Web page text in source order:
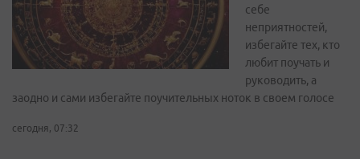
себе
неприятностей,
избегайте тех, кто
любит поучать и
руководить, а
заодно и сами избегайте поучительных ноток в своем голосе
сегодня, 07:32